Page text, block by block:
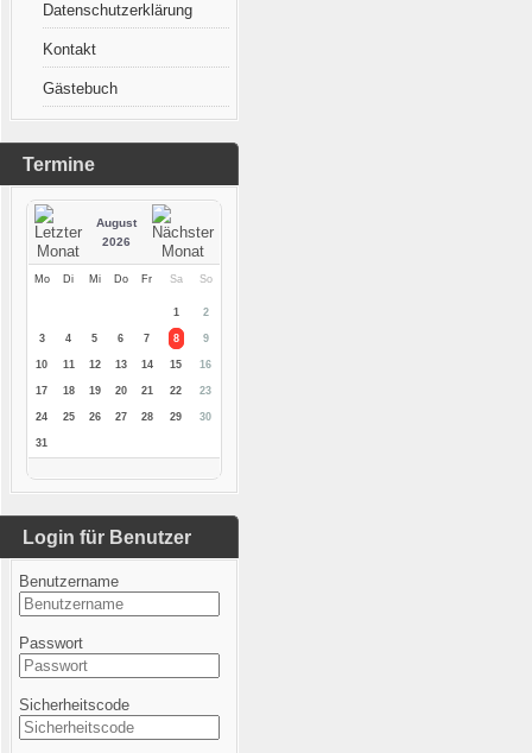
Datenschutzerklärung
Kontakt
Gästebuch
Termine
August
2026
Mo Di Mi Do Fr Sa So
1 2
3 4 5 6 7 8 9
10 11 12 13 14 15 16
17 18 19 20 21 22 23
24 25 26 27 28 29 30
31
Login für Benutzer
Benutzername
Passwort
Sicherheitscode